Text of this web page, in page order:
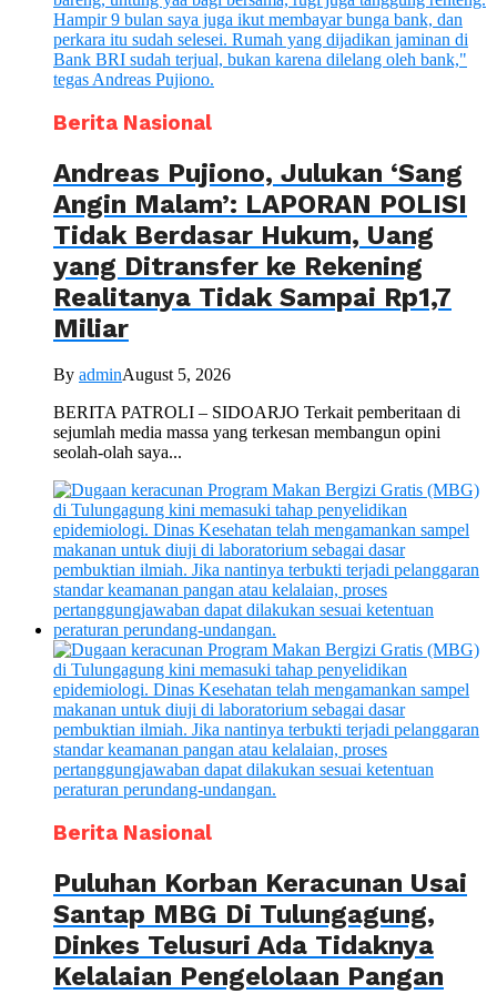
Berita Nasional
Andreas Pujiono, Julukan ‘Sang
Angin Malam’: LAPORAN POLISI
Tidak Berdasar Hukum, Uang
yang Ditransfer ke Rekening
Realitanya Tidak Sampai Rp1,7
Miliar
By adminAugust 5, 2026
BERITA PATROLI – SIDOARJO Terkait pemberitaan di
sejumlah media massa yang terkesan membangun opini
seolah-olah saya...
Berita Nasional
Puluhan Korban Keracunan Usai
Santap MBG Di Tulungagung,
Dinkes Telusuri Ada Tidaknya
Kelalaian Pengelolaan Pangan